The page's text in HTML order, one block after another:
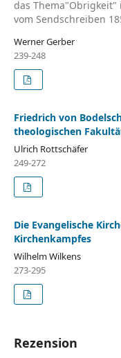
das
vom Sendschreiben
Werner Gerber
239-248
Friedrich von
theologischen
Ulrich Rottschäfer
249-272
Die Evangelische
Kirchenkampfes
Wilhelm Wilkens
273-295
Rezension